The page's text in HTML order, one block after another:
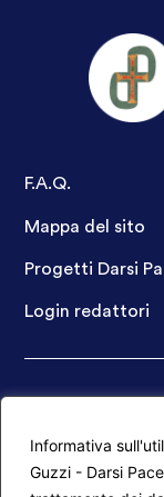
Informativa
Guzzi - Darsi
F.A.Q.
Mappa del sito
Progetti Darsi
Login redattori